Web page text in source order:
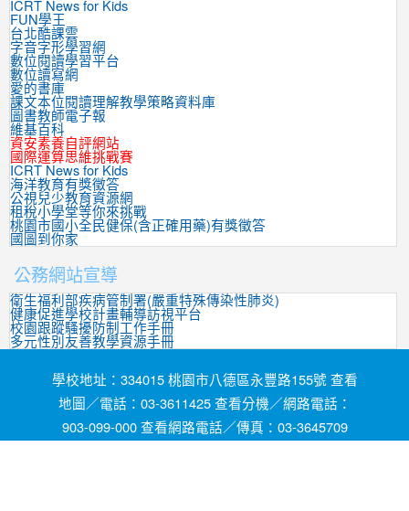
ICRT News for Kids
FUN學王
台北酷課雲
字音字形學習網
數位閱讀學習平台
數位讀寫網
愛的書庫
課文本位閱讀理解教學策略資料庫
圖書教師電子報
維基百科
資安素養自評網站
國際運算思維挑戰賽
ICRT News for Kids
海洋教育有獎徵答
公視兒少教育資源網
租稅小學堂等你來挑戰
桃園市國小全民健保(含正確用藥)有獎徵答
國圖到你家
公務網站宣導
衛生福利部疾病管制署(嚴重特殊傳染性肺炎)
健康促進學校計畫輔導訪視平台
校園跟蹤騷擾防制工作手冊
多元性別友善教學資源手冊
學校地址：334015 桃園市八德區永豐路155號 查看
地圖／電話：03-3611425 查看分機／網路電話：
903-099-000 查看網路電話／傳真：03-3645709